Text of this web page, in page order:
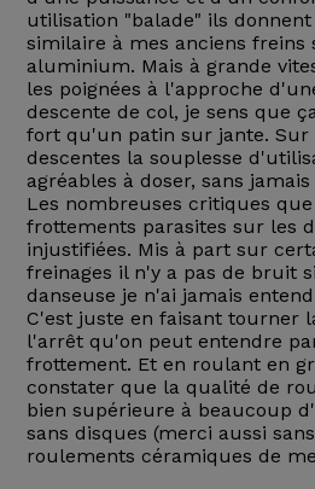
utilisation "balade" ils
similaire à mes anciens freins
aluminium. Mais à grande
les poignées à l'approche
descente de col, je sens que
fort qu'un patin sur jante. Sur
descentes la souplesse
agréables à doser, sans
Les nombreuses critiques
frottements parasites sur les
injustifiées. Mis à part sur
freinages il n'y a pas de bruit
danseuse je n'ai jamais
C'est juste en faisant tourner
l'arrêt qu'on peut entendre
frottement. Et en roulant en
constater que la qualité de
bien supérieure à beaucoup
sans disques (merci aussi
roulements céramiques de